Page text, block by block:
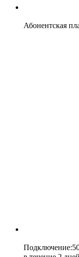
Абонентская
Подключение: